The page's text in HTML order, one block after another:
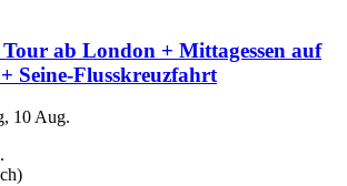
ab London + Mittagessen auf
Seine-Flusskreuzfahrt
10 Aug.